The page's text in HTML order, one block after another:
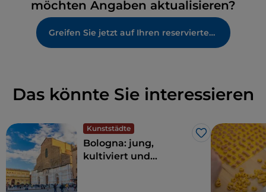
möchten Angaben aktualisieren?
Greifen Sie jetzt auf Ihren reservierten Bereich zu
Das könnte Sie interessieren
Kunststädte
Like
Bologna: jung,
kultiviert und